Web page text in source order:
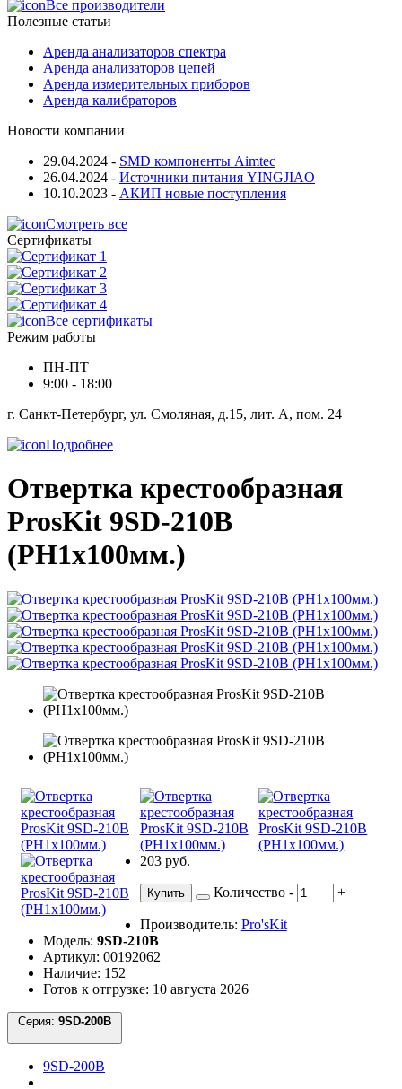
Все производители
Полезные статьи
Аренда анализаторов спектра
Аренда анализаторов цепей
Аренда измерительных приборов
Аренда калибраторов
Новости компании
29.04.2024 - SMD компоненты Aimtec
26.04.2024 - Источники питания YINGJIAO
10.10.2023 - АКИП новые поступления
Смотреть все
Сертификаты
Все сертификаты
Режим работы
ПН-ПТ
9:00 - 18:00
г. Санкт-Петербург, ул. Смоляная, д.15, лит. А, пом. 24
Подробнее
Отвертка крестообразная
ProsKit 9SD-210B
(PH1x100мм.)
203 руб.
Купить Количество - +
Производитель: Pro'sKit
Модель: 9SD-210B
Артикул: 00192062
Наличие: 152
Готов к отгрузке: 10 августа 2026
Серия:
9SD-200B